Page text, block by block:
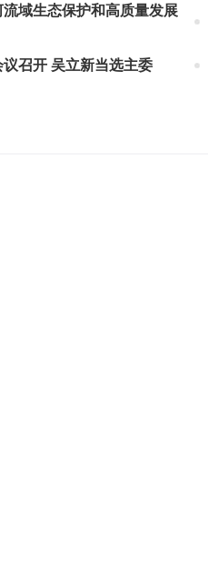
域生态保护和高质量发展
召开 吴立新当选主委